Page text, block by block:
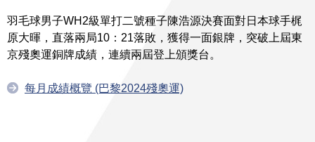
羽毛球男子WH2級單打二號種子陳浩源決賽面對日本球手梶
原大暉，直落兩局10：21落敗，獲得一面銀牌，突破上屆東
京殘奧運銅牌成績，連續兩屆登上頒獎台。
每月成績概覽 (巴黎2024殘奧運)